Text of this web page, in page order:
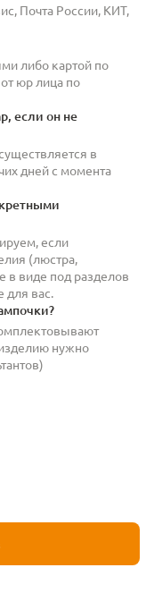
Почта России, КИТ,
либо картой по
юр лица по
если он не
в
дней с момента
если
(люстра,
в виде под разделов
для вас.
нужно